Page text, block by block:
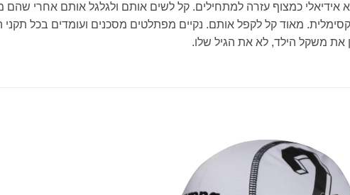
לילדים של ארנה ממשקל 148 ק"ג ועד 60 ק"ג הוא אידיאלי כמצוף עזרה למתחילים. קל לשים אותם
מאוד קל לקפל אותם. נקיים מפתלטים מסכנים ועומדים בכל תקני
משקל הילד, לא את הגיל שלו.